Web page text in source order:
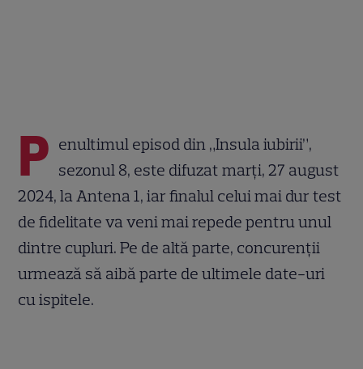
P enultimul episod din „Insula iubirii”,
sezonul 8, este difuzat marți, 27 august
2024, la Antena 1, iar finalul celui mai dur test
de fidelitate va veni mai repede pentru unul
dintre cupluri. Pe de altă parte, concurenții
urmează să aibă parte de ultimele date-uri
cu ispitele.